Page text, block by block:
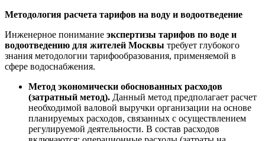
Методология расчета тарифов на воду и водоотведение
Инженерное понимание экспертизы тарифов по воде и
водоотведению для жителей Москвы требует глубокого
знания методологии тарифообразования, применяемой в
сфере водоснабжения.
Метод экономически обоснованных расходов
(затратный метод). Данный метод предполагает расчет
необходимой валовой выручки организации на основе
планируемых расходов, связанных с осуществлением
регулируемой деятельности. В состав расходов